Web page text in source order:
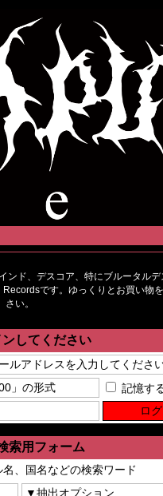
ンド、デスコア、特にブルータル
です。ゆっくりとお買い物
さい。
してください
記憶す
索用フォーム
、国名などの検索ワード